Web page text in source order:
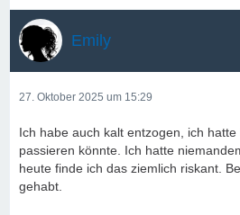
Emily
27. Oktober 2025 um 15:29
Ich habe auch kalt entzogen, ich
passieren könnte. Ich hatte
heute finde ich das ziemlich riskant.
gehabt.